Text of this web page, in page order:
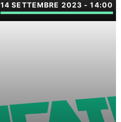
14 SETTEMBRE 2023 - 14:00